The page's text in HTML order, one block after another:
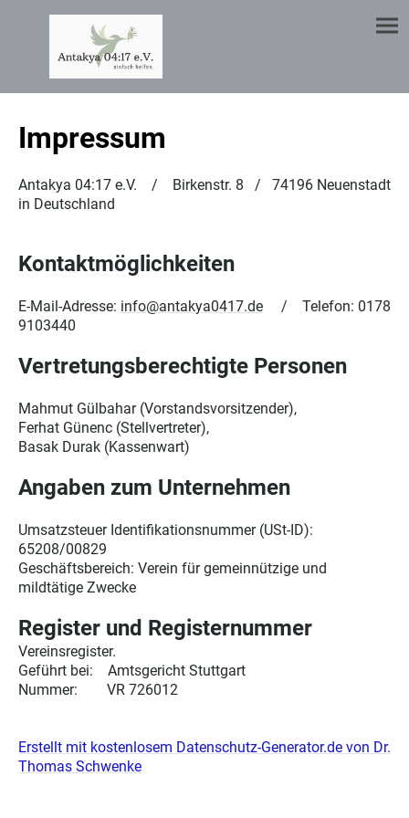
Impressum
Antakya 04:17 e.V. / Birkenstr. 8 / 74196 Neuenstadt
in Deutschland
Kontaktmöglichkeiten
E-Mail-Adresse: info@antakya0417.de / Telefon: 0178
9103440
Vertretungsberechtigte Personen
Mahmut Gülbahar (Vorstandsvorsitzender),
Ferhat Günenc (Stellvertreter),
Basak Durak (Kassenwart)
Angaben zum Unternehmen
Umsatzsteuer Identifikationsnummer (USt-ID):
65208/00829
Geschäftsbereich: Verein für gemeinnützige und
mildtätige Zwecke
Register und Registernummer
Vereinsregister.
Geführt bei: Amtsgericht Stuttgart
Nummer: VR 726012
Erstellt mit kostenlosem Datenschutz-Generator.de von Dr.
Thomas Schwenke